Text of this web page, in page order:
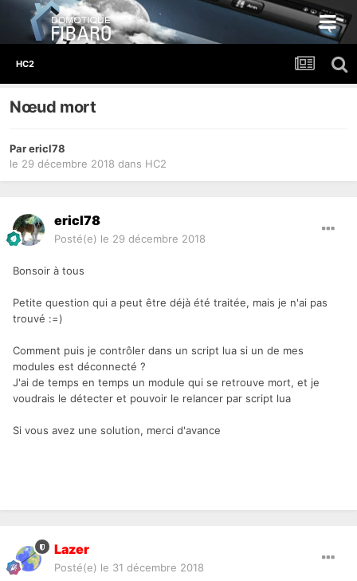
HC2
Nœud mort
Parericl78
le 29 décembre 2018 dans HC2
ericl78
Posté(e) le 29 décembre 2018
Bonsoir à tous
Petite question qui a peut être déjà été traitée, mais je n'ai pas
trouvé :=)
Comment puis je contrôler dans un script lua si un de mes
modules est déconnecté ?
J'ai de temps en temps un module qui se retrouve mort, et je
voudrais le détecter et pouvoir le relancer par script lua
Si vous avez une solution, merci d'avance
Lazer
Posté(e) le 31 décembre 2018